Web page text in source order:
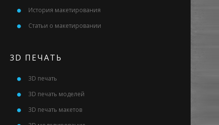
История макетирования
Статьи о макетировании
3D ПЕЧАТЬ
3D печать
3D печать моделей
3D печать макетов